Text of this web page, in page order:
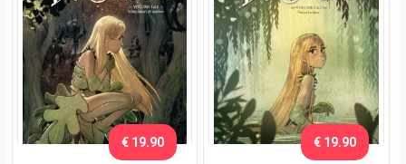
€ 19.90 € 19.90